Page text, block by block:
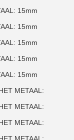
15mm
15mm
15mm
15mm
15mm
METAAL:
METAAL:
METAAL: